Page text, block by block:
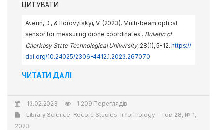
ЦИТУВАТИ
Averin, D., & Borovytskyi, V. (2023). Multi-beam optical
sensor for measuring drone coordinates . Bulletin of
Cherkasy State Technological University, 28(1), 5-12. https://
doi.org/10.24025/2306-4412.1.2023.267070
ЧИТАТИ ДАЛІ
13.02.2023
1 209 Переглядів
Library Science. Record Studies. Informology - Том 28, № 1,
2023